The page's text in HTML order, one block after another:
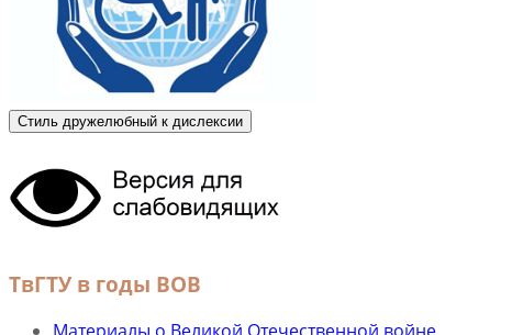
Стиль дружелюбный к дислексии
ТвГТУ в годы ВОВ